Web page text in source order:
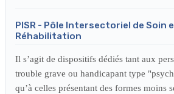
PISR - Pôle Intersectoriel de Soin
Réhabilitation
Il s’agit de dispositifs dédiés tant aux
trouble grave ou handicapant type
qu’à celles présentant des formes moins